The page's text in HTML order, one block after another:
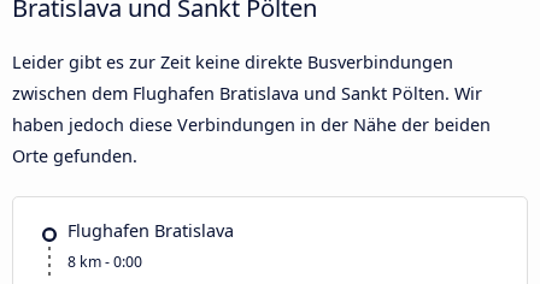
Bratislava und Sankt Pölten
Leider gibt es zur Zeit keine direkte Busverbindungen
zwischen dem Flughafen Bratislava und Sankt Pölten. Wir
haben jedoch diese Verbindungen in der Nähe der beiden
Orte gefunden.
Flughafen Bratislava
8 km - 0:00